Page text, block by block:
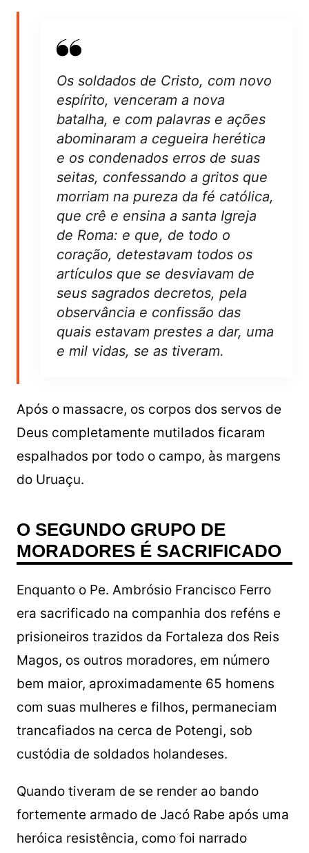
Os soldados de Cristo, com novo
espírito, venceram a nova
batalha, e com palavras e ações
abominaram a cegueira herética
e os condenados erros de suas
seitas, confessando a gritos que
morriam na pureza da fé católica,
que crê e ensina a santa Igreja
de Roma: e que, de todo o
coração, detestavam todos os
artículos que se desviavam de
seus sagrados decretos, pela
observância e confissão das
quais estavam prestes a dar, uma
e mil vidas, se as tiveram.
Após o massacre, os corpos dos servos de
Deus completamente mutilados ficaram
espalhados por todo o campo, às margens
do Uruaçu.
O SEGUNDO GRUPO DE
MORADORES É SACRIFICADO
Enquanto o Pe. Ambrósio Francisco Ferro
era sacrificado na companhia dos reféns e
prisioneiros trazidos da Fortaleza dos Reis
Magos, os outros moradores, em número
bem maior, aproximadamente 65 homens
com suas mulheres e filhos, permaneciam
trancafiados na cerca de Potengi, sob
custódia de soldados holandeses.
Quando tiveram de se render ao bando
fortemente armado de Jacó Rabe após uma
heróica resistência, como foi narrado